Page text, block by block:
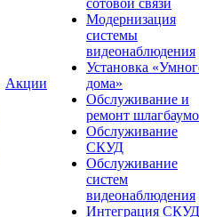
Акции
сотовой связи
Модернизация
системы
видеонаблюдения
Установка
дома»
Обслуживание и
ремонт
Обслуживание
СКУД
Обслуживание
систем
видеонаблюдения
Интеграция СКУД